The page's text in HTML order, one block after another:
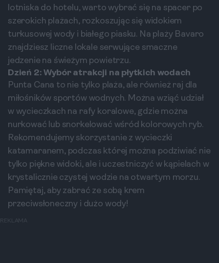
lotniska do hotelu, warto wybrać się na spacer po
szerokich plażach, rozkoszując się widokiem
turkusowej wody i białego piasku. Na plaży Bavaro
znajdziesz liczne lokale serwujące smaczne
jedzenie na świeżym powietrzu.
Dzień 2: Wybór atrakcji na płytkich wodach
Punta Cana to nie tylko plaża, ale również raj dla
miłośników sportów wodnych. Można wziąć udział
w wycieczkach na rafy koralowe, gdzie można
nurkować lub snorkelować wśród kolorowych ryb.
Rekomendujemy skorzystanie z wycieczki
katamaranem, podczas której można podziwiać nie
tylko piękne widoki, ale i uczestniczyć w kąpielach w
krystalicznie czystej wodzie na otwartym morzu.
Pamiętaj, aby zabrać ze sobą krem
przeciwsłoneczny i dużo wody!
REKLAMA